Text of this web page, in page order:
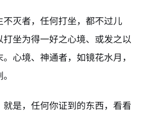
灭者，任何打坐，都不过儿
坐为得一好之心境、或发之以
心境、神通者，如镜花水月，
是，任何你证到的东西，看看